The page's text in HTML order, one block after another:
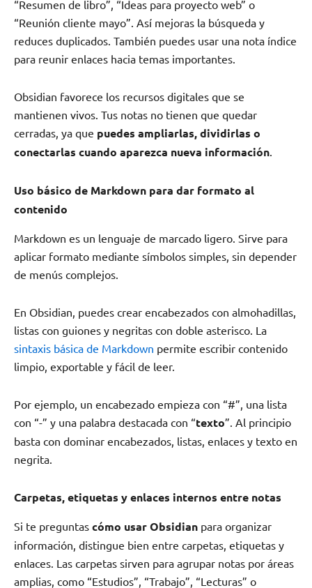
“Resumen de libro”, “Ideas para proyecto web” o
“Reunión cliente mayo”. Así mejoras la búsqueda y
reduces duplicados. También puedes usar una nota índice
para reunir enlaces hacia temas importantes.
Obsidian favorece los recursos digitales que se
mantienen vivos. Tus notas no tienen que quedar
cerradas, ya que puedes ampliarlas, dividirlas o
conectarlas cuando aparezca nueva información.
Uso básico de Markdown para dar formato al
contenido
Markdown es un lenguaje de marcado ligero. Sirve para
aplicar formato mediante símbolos simples, sin depender
de menús complejos.
En Obsidian, puedes crear encabezados con almohadillas,
listas con guiones y negritas con doble asterisco. La
sintaxis básica de Markdown permite escribir contenido
limpio, exportable y fácil de leer.
Por ejemplo, un encabezado empieza con “#”, una lista
con “-” y una palabra destacada con “texto”. Al principio
basta con dominar encabezados, listas, enlaces y texto en
negrita.
Carpetas, etiquetas y enlaces internos entre notas
Si te preguntas cómo usar Obsidian para organizar
información, distingue bien entre carpetas, etiquetas y
enlaces. Las carpetas sirven para agrupar notas por áreas
amplias, como “Estudios”, “Trabajo”, “Lecturas” o